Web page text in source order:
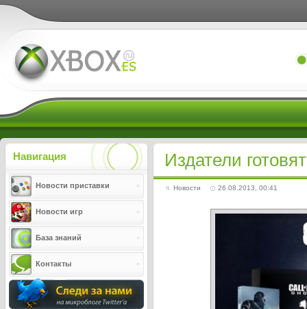
Издатели
Новости 26.08.2013, 00:41
Навигация
Новости приставки
Новости игр
База знаний
Контакты